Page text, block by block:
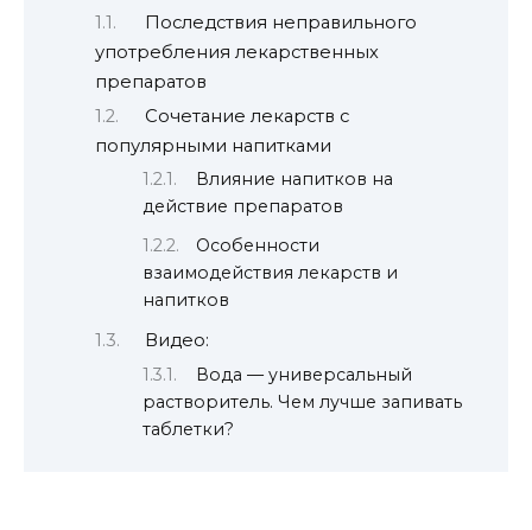
Последствия неправильного
употребления лекарственных
препаратов
Сочетание лекарств с
популярными напитками
Влияние напитков на
действие препаратов
Особенности
взаимодействия лекарств и
напитков
Видео:
Вода — универсальный
растворитель. Чем лучше запивать
таблетки?